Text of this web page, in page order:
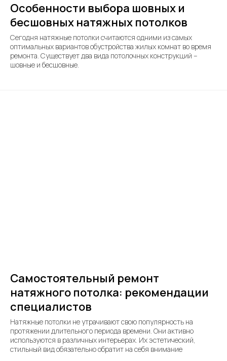
Особенности выбора шовных и
бесшовных натяжных потолков
Сегодня натяжные потолки считаются одними из самых
оптимальных вариантов обустройства жилых комнат во время
ремонта. Существует два вида потолочных конструкций –
шовные и бесшовные.
Самостоятельный ремонт
натяжного потолка: рекомендации
специалистов
Натяжные потолки не утрачивают свою популярность на
протяжении длительного периода времени. Они активно
используются в различных интерьерах. Их эстетический,
стильный вид обязательно обратит на себя внимание